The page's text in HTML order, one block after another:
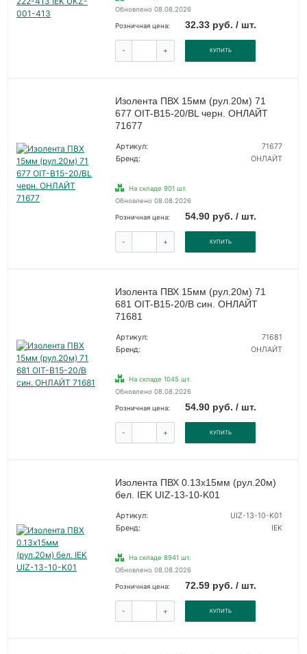
Обновлено 08.08.2026
Розничная цена: 32.33 руб. / шт.
- + КУПИТЬ
Изолента ПВХ 15мм (рул.20м) 71
677 OIT-B15-20/BL черн. ОНЛАЙТ
71677
Артикул:
71677
Бренд:
ОНЛАЙТ
На складе 901 шт.
Обновлено 08.08.2026
Розничная цена: 54.90 руб. / шт.
- + КУПИТЬ
Изолента ПВХ 15мм (рул.20м) 71
681 OIT-B15-20/B син. ОНЛАЙТ
71681
Артикул:
71681
Бренд:
ОНЛАЙТ
На складе 1045 шт.
Обновлено 08.08.2026
Розничная цена: 54.90 руб. / шт.
- + КУПИТЬ
Изолента ПВХ 0.13х15мм (рул.20м)
бел. IEK UIZ-13-10-K01
Артикул:
UIZ-13-10-K01
Бренд:
IEK
На складе 8941 шт.
Обновлено 08.08.2026
Розничная цена: 72.59 руб. / шт.
- + КУПИТЬ